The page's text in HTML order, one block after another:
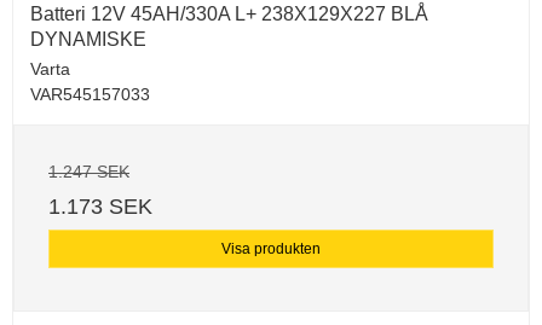
Batteri 12V 45AH/330A L+ 238X129X227 BLÅ
DYNAMISKE
Varta
VAR545157033
1.247 SEK
1.173 SEK
Visa produkten